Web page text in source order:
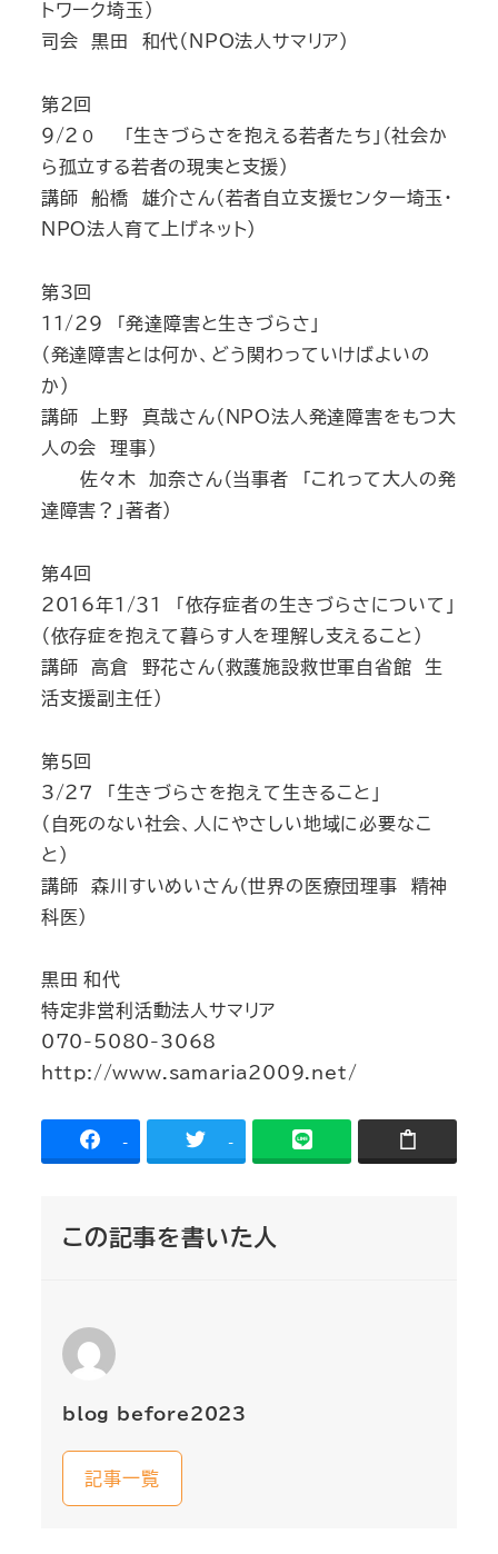
トワーク埼玉）
司会 黒田 和代（NPO法人サマリア）
第2回
９/２０ 「生きづらさを抱える若者たち」（社会か
ら孤立する若者の現実と支援）
講師 船橋 雄介さん（若者自立支援センター埼玉・
NPO法人育て上げネット）
第3回
11/29 「発達障害と生きづらさ」
（発達障害とは何か、どう関わっていけばよいの
か）
講師 上野 真哉さん（NPO法人発達障害をもつ大
人の会 理事）
佐々木 加奈さん（当事者 「これって大人の発
達障害？」著者）
第4回
2016年1/３１ 「依存症者の生きづらさについて」
（依存症を抱えて暮らす人を理解し支えること）
講師 高倉 野花さん（救護施設救世軍自省館 生
活支援副主任）
第５回
3/２７ 「生きづらさを抱えて生きること」
（自死のない社会、人にやさしい地域に必要なこ
と）
講師 森川すいめいさん（世界の医療団理事 精神
科医）
黒田 和代
特定非営利活動法人サマリア
070-5080-3068
http://www.samaria2009.net/
- -
この記事を書いた人
blog_before2023
記事一覧